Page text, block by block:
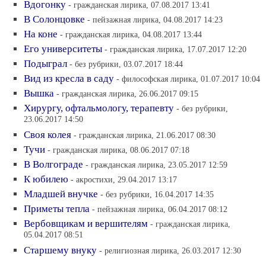
Вдогонку - гражданская лирика, 07.08.2017 13:41
В Солонцовке - пейзажная лирика, 04.08.2017 14:23
На коне - гражданская лирика, 04.08.2017 13:44
Его университеты - гражданская лирика, 17.07.2017 12:20
Подыграл - без рубрики, 03.07.2017 18:44
Вид из кресла в саду - философская лирика, 01.07.2017 10:04
Вышка - гражданская лирика, 26.06.2017 09:15
Хирургу, офтальмологу, терапевту - без рубрики,
23.06.2017 14:50
Своя колея - гражданская лирика, 21.06.2017 08:30
Тучи - гражданская лирика, 08.06.2017 07:18
В Волгограде - гражданская лирика, 23.05.2017 12:59
К юбилею - акростихи, 29.04.2017 13:17
Младшей внучке - без рубрики, 16.04.2017 14:35
Приметы тепла - пейзажная лирика, 06.04.2017 08:12
Вербовщикам и вершителям - гражданская лирика,
05.04.2017 08:51
Старшему внуку - религиозная лирика, 26.03.2017 12:30